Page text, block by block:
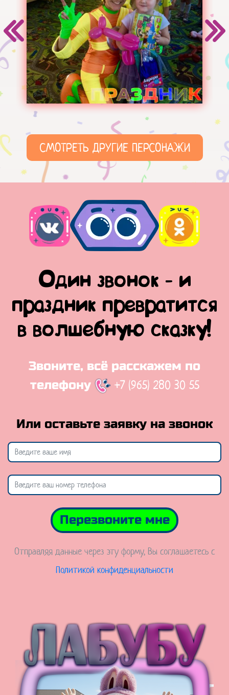
СМОТРЕТЬ ДРУГИЕ ПЕРСОНАЖИ
Один звонок - и
праздник превратится
в волшебную сказку!
Звоните, всё расскажем по
телефону
+7 (965) 280 30 55
Или оставьте заявку на звонок
Перезвоните мне
Отправляя данные через эту форму, Вы соглашаетесь с
Политикой конфиденциальности